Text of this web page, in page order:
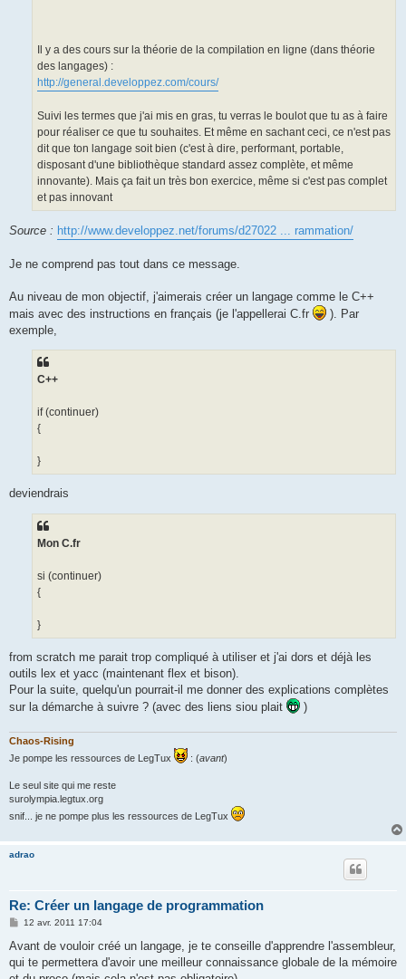
Il y a des cours sur la théorie de la compilation en ligne (dans théorie
des langages) :
http://general.developpez.com/cours/
Suivi les termes que j'ai mis en gras, tu verras le boulot que tu as à faire
pour réaliser ce que tu souhaites. Et même en sachant ceci, ce n'est pas
dit que ton langage soit bien (c'est à dire, performant, portable,
disposant d'une bibliothèque standard assez complète, et même
innovante). Mais ça fait un très bon exercice, même si c'est pas complet
et pas innovant
Source : http://www.developpez.net/forums/d27022 ... rammation/
Je ne comprend pas tout dans ce message.
Au niveau de mon objectif, j'aimerais créer un langage comme le C++
mais avec des instructions en français (je l'appellerai C.fr
). Par
exemple,
C++
if (continuer)
{
}
deviendrais
Mon C.fr
si (continuer)
{
}
from scratch me parait trop compliqué à utiliser et j'ai dors et déjà les
outils lex et yacc (maintenant flex et bison).
Pour la suite, quelqu'un pourrait-il me donner des explications complètes
sur la démarche à suivre ? (avec des liens siou plait
)
Chaos-Rising
Je pompe les ressources de LegTux
: (avant)
Le seul site qui me reste
surolympia.legtux.org
snif... je ne pompe plus les ressources de LegTux
adrao
Re: Créer un langage de programmation
M
s
a
g
12 avr. 2011 17:04
Avant de vouloir créé un langage, je te conseille d'apprendre l'assembleur,
qui te permettera d'avoir une meilleur connaissance globale de la mémoire